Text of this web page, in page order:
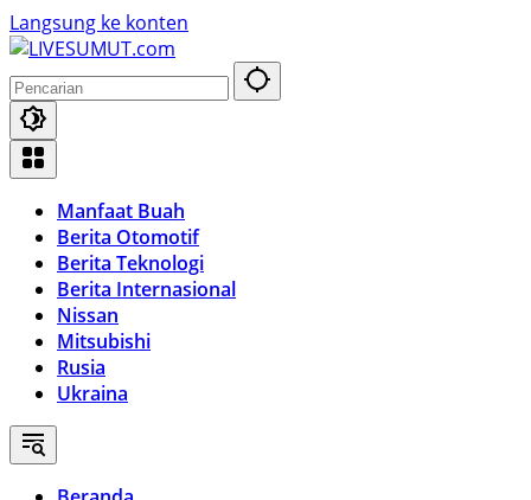
Langsung ke konten
Manfaat Buah
Berita Otomotif
Berita Teknologi
Berita Internasional
Nissan
Mitsubishi
Rusia
Ukraina